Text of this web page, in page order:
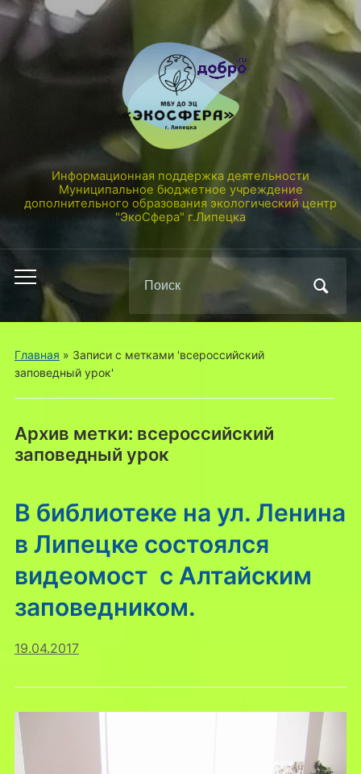
Информационная поддержка деятельности
Муниципальное бюджетное учреждение
дополнительного образования экологический центр
"ЭкоСфера" г.Липецка
Переключить
мобильное
меню
по:
Главная » Записи с метками 'всероссийский
заповедный урок'
Архив метки: всероссийский
заповедный урок
В библиотеке на ул. Ленина
в Липецке состоялся
видеомост с Алтайским
заповедником.
19.04.2017